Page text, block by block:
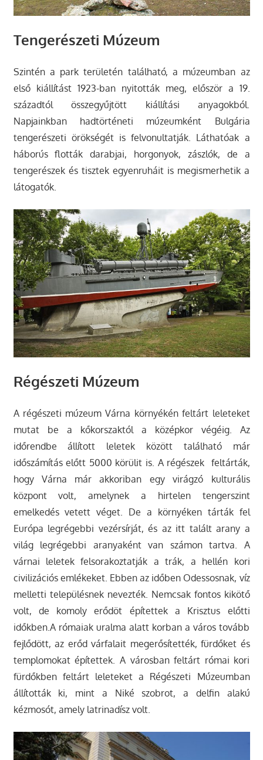
Tengerészeti Múzeum
Szintén a park területén található, a múzeumban az
első kiállítást 1923-ban nyitották meg, először a 19.
századtól összegyűjtött kiállítási anyagokból.
Napjainkban hadtörténeti múzeumként Bulgária
tengerészeti örökségét is felvonultatják. Láthatóak a
háborús flották darabjai, horgonyok, zászlók, de a
tengerészek és tisztek egyenruháit is megismerhetik a
látogatók.
Régészeti Múzeum
A régészeti múzeum Várna környékén feltárt leleteket
mutat be a kőkorszaktól a középkor végéig. Az
időrendbe állított leletek között található már
időszámítás előtt 5000 körülit is. A régészek feltárták,
hogy Várna már akkoriban egy virágzó kulturális
központ volt, amelynek a hirtelen tengerszint
emelkedés vetett véget. De a környéken tárták fel
Európa legrégebbi vezérsírját, és az itt talált arany a
világ legrégebbi aranyaként van számon tartva. A
várnai leletek felsorakoztatják a trák, a hellén kori
civilizációs emlékeket. Ebben az időben Odessosnak, víz
melletti településnek nevezték. Nemcsak fontos kikötő
volt, de komoly erődöt építettek a Krisztus előtti
időkben.A rómaiak uralma alatt korban a város tovább
fejlődött, az erőd várfalait megerősítették, fürdőket és
templomokat építettek. A városban feltárt római kori
fürdőkben feltárt leleteket a Régészeti Múzeumban
állították ki, mint a Niké szobrot, a delfin alakú
kézmosót, amely latrinadísz volt.